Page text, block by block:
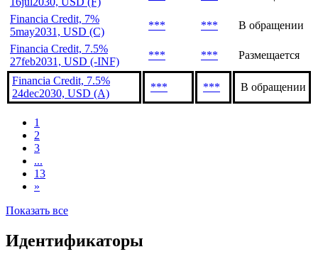
Financia Credit, 7%
5may2031, USD (C)
*** ***
В обращении
Financia Credit, 7.5%
27feb2031, USD (-INF)
*** *** Размещается
Financia Credit, 7.5%
24dec2030, USD (A)
*** *** В обращении
1
2
3
...
13
»
Показать все
Идентификаторы